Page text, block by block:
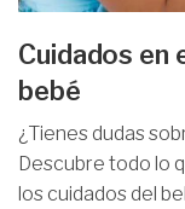
Cuidados en
bebé
¿Tienes dudas
Descubre todo lo
los cuidados del